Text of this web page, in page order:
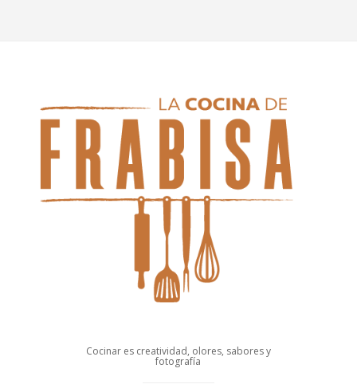
Cocinar es creatividad, olores, sabores y
fotografía